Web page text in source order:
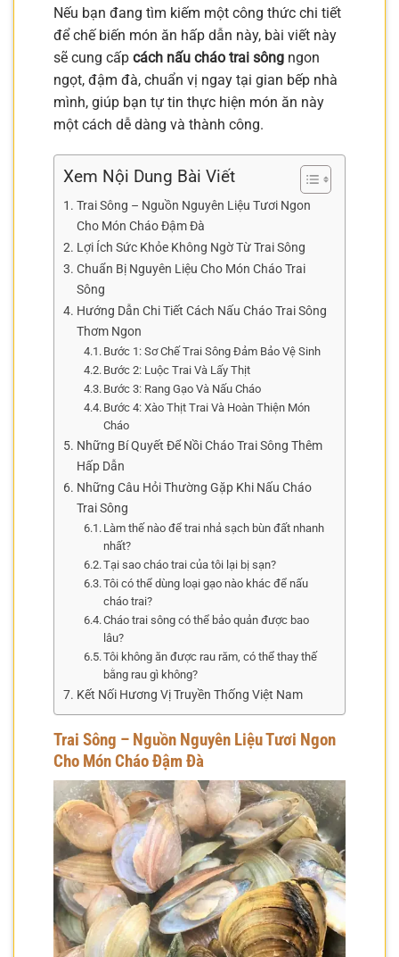
Nếu bạn đang tìm kiếm một công thức chi tiết
để chế biến món ăn hấp dẫn này, bài viết này
sẽ cung cấp cách nấu cháo trai sông ngon
ngọt, đậm đà, chuẩn vị ngay tại gian bếp nhà
mình, giúp bạn tự tin thực hiện món ăn này
một cách dễ dàng và thành công.
Xem Nội Dung Bài Viết
Trai Sông – Nguồn Nguyên Liệu Tươi Ngon
Cho Món Cháo Đậm Đà
Lợi Ích Sức Khỏe Không Ngờ Từ Trai Sông
Chuẩn Bị Nguyên Liệu Cho Món Cháo Trai
Sông
Hướng Dẫn Chi Tiết Cách Nấu Cháo Trai Sông
Thơm Ngon
Bước 1: Sơ Chế Trai Sông Đảm Bảo Vệ Sinh
Bước 2: Luộc Trai Và Lấy Thịt
Bước 3: Rang Gạo Và Nấu Cháo
Bước 4: Xào Thịt Trai Và Hoàn Thiện Món
Cháo
Những Bí Quyết Để Nồi Cháo Trai Sông Thêm
Hấp Dẫn
Những Câu Hỏi Thường Gặp Khi Nấu Cháo
Trai Sông
Làm thế nào để trai nhả sạch bùn đất nhanh
nhất?
Tại sao cháo trai của tôi lại bị sạn?
Tôi có thể dùng loại gạo nào khác để nấu
cháo trai?
Cháo trai sông có thể bảo quản được bao
lâu?
Tôi không ăn được rau răm, có thể thay thế
bằng rau gì không?
Kết Nối Hương Vị Truyền Thống Việt Nam
Trai Sông – Nguồn Nguyên Liệu Tươi Ngon
Cho Món Cháo Đậm Đà